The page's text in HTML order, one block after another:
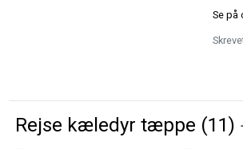
Se på
Rejse kæledyr tæppe (11)